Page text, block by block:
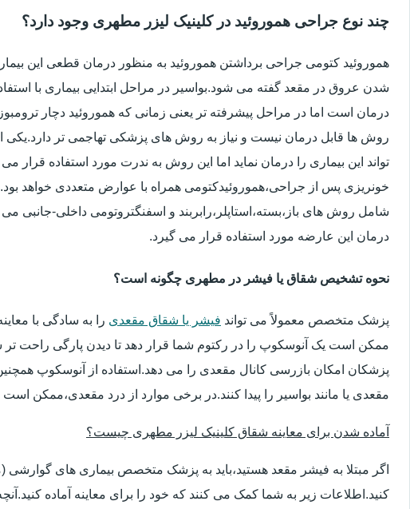
چند نوع جراحی هموروئید در کلینیک لیزر مطهری وجود دارد؟
هموروئید کتومی جراحی برداشتن هموروئید به منظور درمان قطعی این
شدن عروق در مقعد گفته می شود.بواسیر در مراحل ابتدایی بیماری با
درمان است اما در مراحل پیشرفته تر یعنی زمانی که هموروئید دچار
روش ها قابل درمان نیست و نیاز به روش های پزشکی تهاجمی تر
تواند این بیماری را درمان نماید اما این روش به ندرت مورد استفاده قرار
خونریزی پس از جراحی،هموروئیدکتومی همراه با عوارض متعددی خواهد
شامل روش های باز،بسته،استاپلر،رابربند و اسفنگتروتومی داخلی-جانبی
درمان این عارضه مورد استفاده قرار می گیرد.
نحوه تشخیص شقاق یا فیشر در مطهری چگونه است؟
پزشک متخصص معمولاً می تواند فیشر یا شقاق مقعدی را به سادگی با
ممکن است یک آنوسکوپ را در رکتوم شما قرار دهد تا دیدن پارگی راحت تر
پزشکان امکان بازرسی کانال مقعدی را می دهد.استفاده از آنوسکوپ
مقعدی یا مانند بواسیر را پیدا کنند.در برخی موارد از درد مقعدی،ممکن است
آماده شدن برای معاینه شقاق کلینیک لیزر مطهری چیست؟
اگر مبتلا به فیشر مقعد هستید،باید به پزشک متخصص بیماری های
کنید.اطلاعات زیر به شما کمک می کنند که خود را برای معاینه آماده